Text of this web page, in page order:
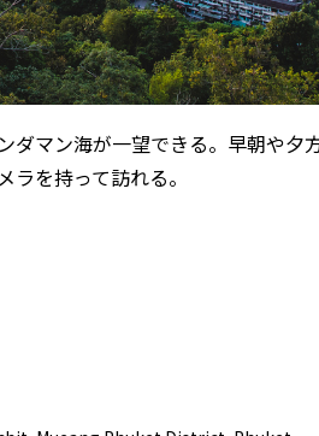
ダマン海が一望できる。早朝や夕
を持って訪れる。